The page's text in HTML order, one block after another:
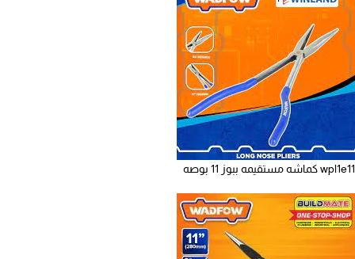
wpl1e11 كماشه مستقيمه ببوز 11 بوصه